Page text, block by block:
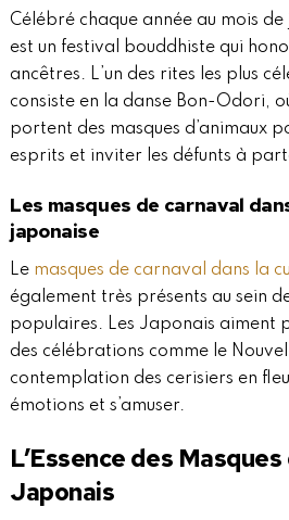
Célébré chaque année au mois de
est un festival bouddhiste qui
ancêtres. L’un des rites les plus
consiste en la danse Bon-Odori,
portent des masques d’animaux
esprits et inviter les défunts à
Les masques de carnaval
japonaise
Le masques de carnaval dans la
également très présents au sein
populaires. Les Japonais aiment
des célébrations comme le
contemplation des cerisiers en
émotions et s’amuser.
L’Essence des Masques
Japonais